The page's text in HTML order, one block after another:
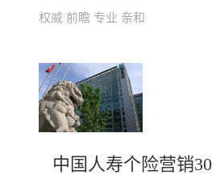
权威 前瞻 专业 亲和
中国人寿个险营销